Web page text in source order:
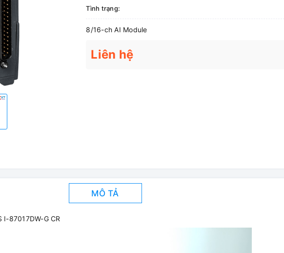
Tình trạng:
8/16-ch AI Module
Liên hệ
MÔ TẢ
I-87017DW-G CR